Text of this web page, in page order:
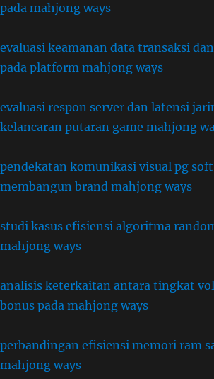
pada mahjong ways
evaluasi keamanan data transaksi
pada platform mahjong ways
evaluasi respon server dan latensi
kelancaran putaran game mahjong
pendekatan komunikasi visual pg
membangun brand mahjong ways
studi kasus efisiensi algoritma
mahjong ways
analisis keterkaitan antara tingkat
bonus pada mahjong ways
perbandingan efisiensi memori ram
mahjong ways